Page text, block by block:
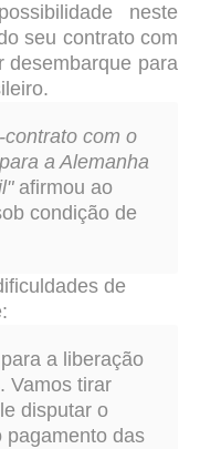
neste
seu contrato com
desembarque para
contrato com o
a Alemanha
afirmou ao
condição de
de
a liberação
Vamos tirar
disputar o
pagamento das